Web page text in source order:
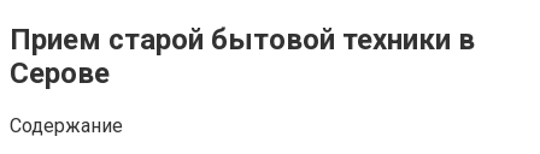
Прием старой бытовой техники в
Серове
Содержание